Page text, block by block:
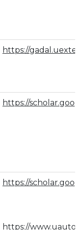
https://
https://
https://
https://